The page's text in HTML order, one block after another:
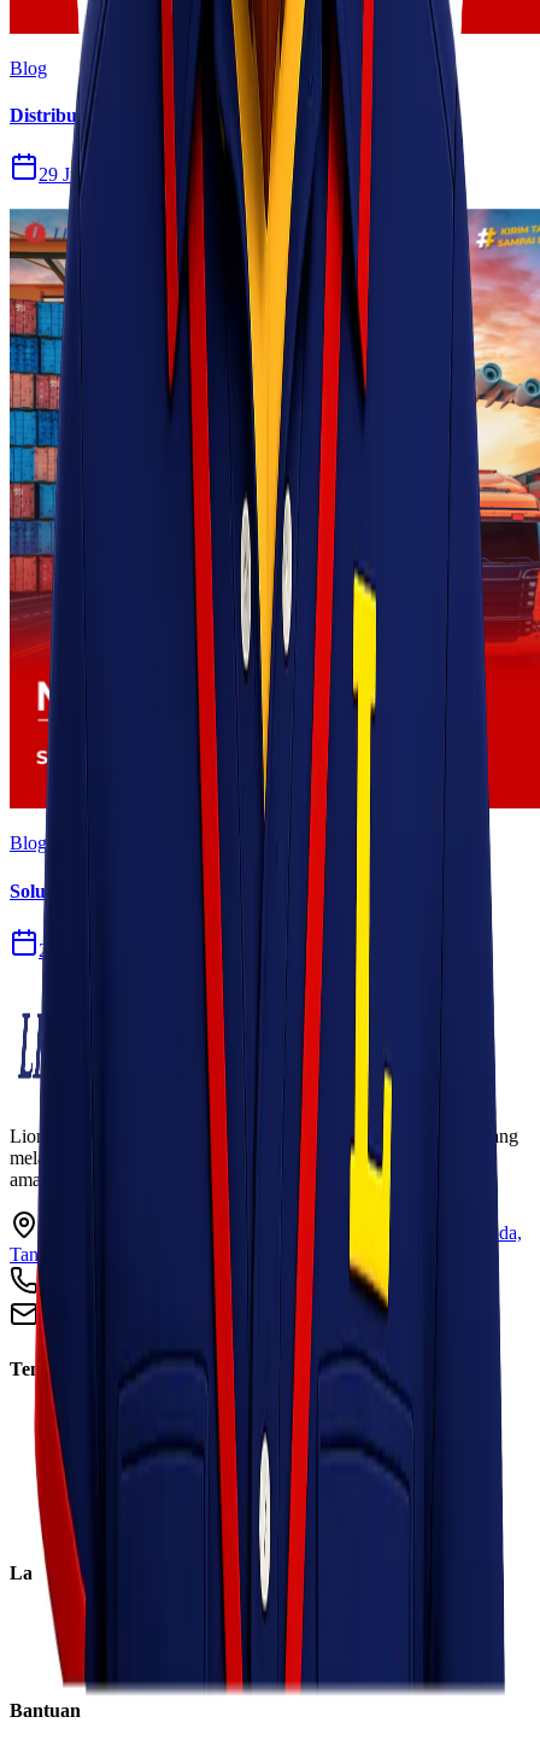
Blog
Distribusi Pengiriman Rokok Elektronik atau Vape
29 Jul 2026
Blog
Solusi Logistik untuk Perusahaan Manufaktur
27 Jul 2026
Lionel Express adalah perusahaan jasa pengiriman terpercaya yang
melayani pengiriman barang ke seluruh Indonesia dengan cepat,
aman, dan harga kompetitif.
Ruko Garden Square Blok G No. 11-12 Jurumudi baru, Benda,
Tangerang, Banten 15124
+62 813 8838 8182
info@lionelexpress.com
Tentang Kami
Tentang Kami
Visi & Misi
Sosial Perusahaan
Karir
Cabang
Informasi
Layanan
Express
Regular
Eco
Bantuan